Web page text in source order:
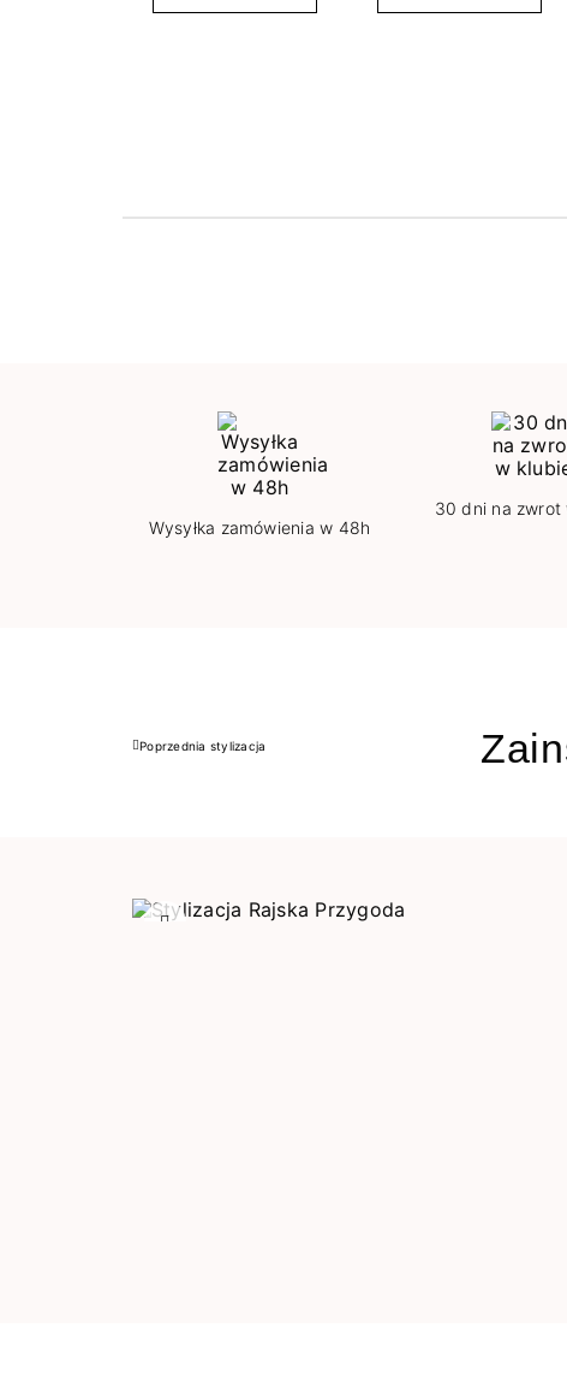
Wysyłka zamówienia w 48h
30 dni na zwrot
Poprzedni
Poprzednia stylizacja